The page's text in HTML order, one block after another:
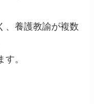
、養護教諭が複数
。